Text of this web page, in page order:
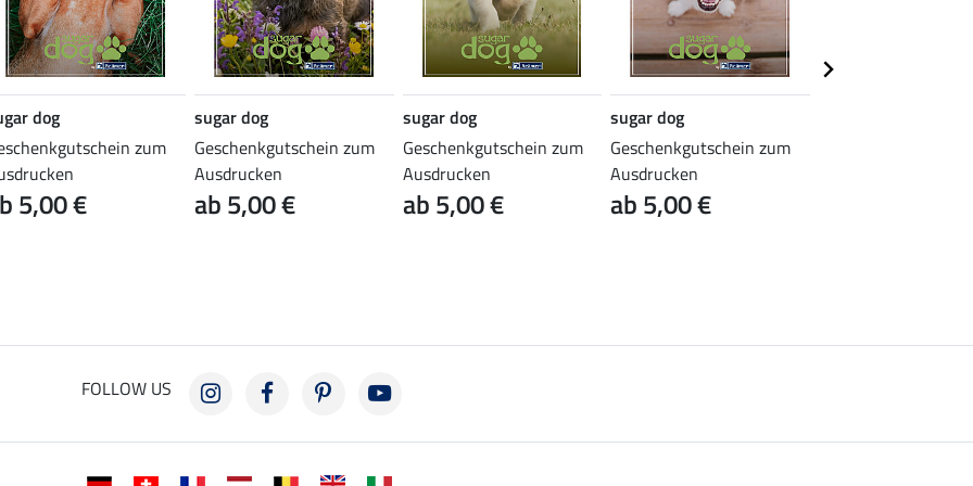
dog
zum
5,00 €
sugar dog
Geschenkgutschein zum
Ausdrucken
ab 5,00 €
sugar dog
Geschenkgutschein zum
Ausdrucken
ab 5,00 €
sugar dog
Geschenkgutschein zum
Ausdrucken
ab 5,00 €
FOLLOW US